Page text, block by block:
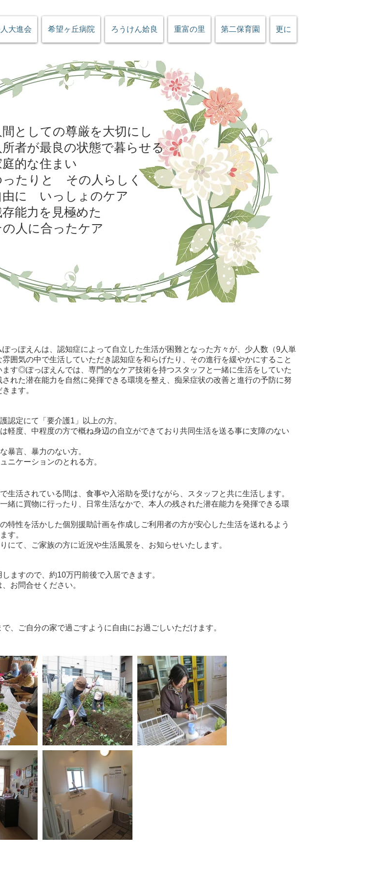
大進会 希望ヶ丘病院 ろうけん姶良 重富の里 第二保育園 更に
間としての尊厳を大切にし
所者が最良の状態で暮らせる
庭的な住まい
ったりと その人らしく
由に いっしょのケア
能力を見極めた
の人に合ったケア
ぽっぽえんは、認知症によって自立した生活が困難となった方々が、少人数（9人単
囲気の中で生活していただき認知症を和らげたり、その進行を緩やかにすること
ます◎ぽっぽえんでは、専門的なケア技術を持つスタッフと一緒に生活をしていた
された潜在能力を自然に発揮できる環境を整え、痴呆症状の改善と進行の予防に努
ます。
認定にて「要介護1」以上の方。
軽度、中程度の方で概ね身辺の自立ができており共同生活を送る事に支障のない
暴言、暴力のない方。
ニケーションのとれる方。
生活されている間は、食事や入浴助を受けながら、スタッフと共に生活します。
緒に買物に行ったり、日常生活なかで、本人の残された潜在能力を発揮できる環
特性を活かした個別援助計画を作成しご利用者の方が安心した生活を送れるよう
す。
にて、ご家族の方に近況や生活風景を、お知らせいたします。
ますので、約10万円前後で入居できます。
お問合せください。
、ご自分の家で過ごすように自由にお過ごしいただけます。​